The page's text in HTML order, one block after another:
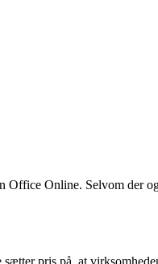
Online. Selvom der